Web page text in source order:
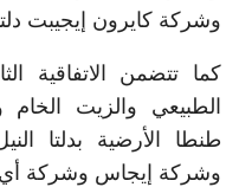
وشركة كايرون إيجيبت
كما تتضمن الاتفاقية
الطبيعي والزيت
طنطا الأرضية بدلتا
وشركة إيجاس وشركة